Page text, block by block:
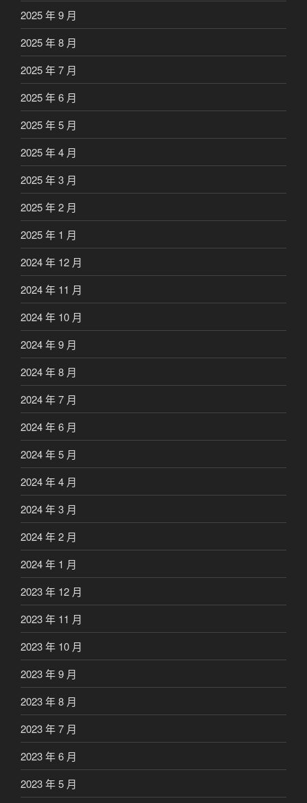
2025 年 9 月
2025 年 8 月
2025 年 7 月
2025 年 6 月
2025 年 5 月
2025 年 4 月
2025 年 3 月
2025 年 2 月
2025 年 1 月
2024 年 12 月
2024 年 11 月
2024 年 10 月
2024 年 9 月
2024 年 8 月
2024 年 7 月
2024 年 6 月
2024 年 5 月
2024 年 4 月
2024 年 3 月
2024 年 2 月
2024 年 1 月
2023 年 12 月
2023 年 11 月
2023 年 10 月
2023 年 9 月
2023 年 8 月
2023 年 7 月
2023 年 6 月
2023 年 5 月